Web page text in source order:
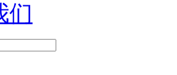
们